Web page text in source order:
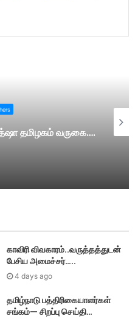
தமிழகம் வருகை….
காவிரி விவகாரம்..வருத்தத்துடன்
பேசிய அமைச்சர்…..
4 days ago
தமிழ்நாடு பத்திரிகையாளர்கள்
சங்கம்— சிறப்பு செய்தி…